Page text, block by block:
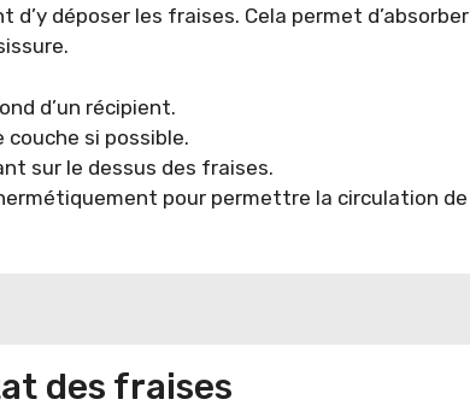
déposer les fraises. Cela permet d’absorber
d’un récipient.
si possible.
sur le dessus des fraises.
pour permettre la circulation de
des fraises